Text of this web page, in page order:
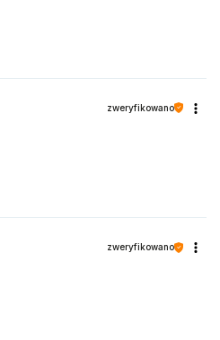
zweryfikowano
zweryfikowano